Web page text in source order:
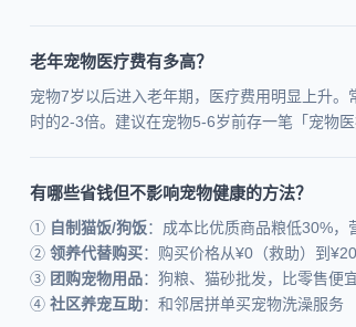
老年宠物医疗费有多高？
宠物7岁以后进入老年期，医疗费用明显上升
时的2-3倍。建议在宠物5-6岁前存一笔「宠物医
有哪些省钱但不影响宠物健康的方法？
① 自制猫饭/狗饭：成本比优质商品粮低30%，
② 领养代替购买：购买价格从¥0（救助）到
③ 团购宠物用品：狗粮、猫砂批发，比零售便
④ 社区养宠互助：和邻居拼单买宠物洗澡服务